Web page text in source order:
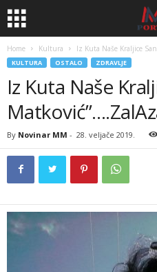
Home Kultura Iz Kuta Naše Kraljice
KULTURA OSTALO ZDRAVLJE
Iz Kuta Naše
By Novinar MM - 28. veljače 2019.